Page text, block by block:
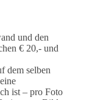
und den
€ 20,- und
dem selben
ist – pro Foto